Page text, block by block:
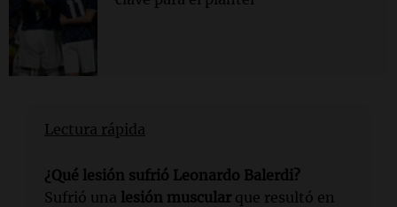
Lectura rápida
¿Qué lesión sufrió Leonardo Balerdi?
Sufrió una lesión muscular que resultó en